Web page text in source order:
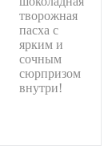
творожная
пасха с
ярким и
сочным
сюрпризом
внутри!